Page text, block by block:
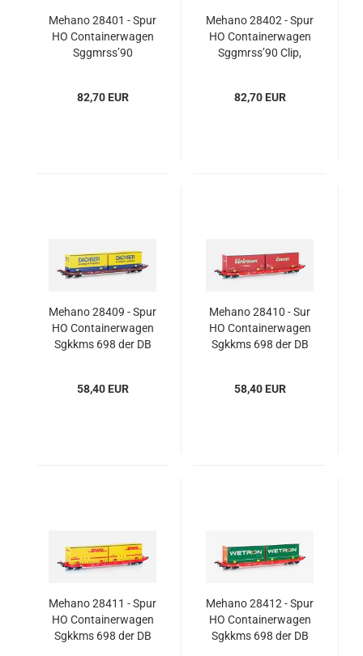
Mehano 28401 - Spur
HO Containerwagen
Sggmrss’90
82,70 EUR
Mehano 28402 - Spur
HO Containerwagen
Sggmrss’90 Clip,
82,70 EUR
Mehano 28409 - Spur
HO Containerwagen
Sgkkms 698 der DB
58,40 EUR
Mehano 28410 - Sur
HO Containerwagen
Sgkkms 698 der DB
58,40 EUR
Mehano 28411 - Spur
HO Containerwagen
Sgkkms 698 der DB
Mehano 28412 - Spur
HO Containerwagen
Sgkkms 698 der DB